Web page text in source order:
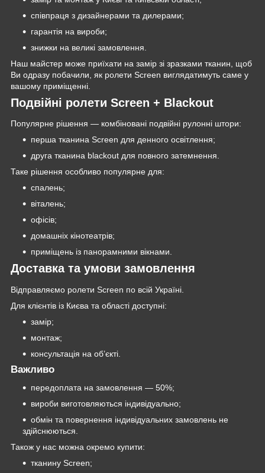
співпраця з дизайнерами та дилерами;
гарантія на вироби;
знижки на великі замовлення.
Наш майстер може приїхати на замір зі зразками тканин, щоб
Ви одразу побачили, як ролети Screen виглядатимуть саме у
вашому приміщенні.
Подвійні ролети Screen + Blackout
Популярне рішення — комбіновані подвійні рулонні штори:
перша тканина Screen для денного освітлення;
друга тканина blackout для повного затемнення.
Таке рішення особливо популярне для:
спалень;
віталень;
офісів;
домашніх кінотеатрів;
приміщень із панорамними вікнами.
Доставка та умови замовлення
Відправляємо ролети Screen по всій Україні.
Для клієнтів із Києва та області доступні:
замір;
монтаж;
консультація на об’єкті.
Важливо
передоплата на замовлення — 50%;
вироби виготовляються індивідуально;
обмін та повернення індивідуальних замовлень не
здійснюються.
Також у нас можна окремо купити:
тканину Screen;